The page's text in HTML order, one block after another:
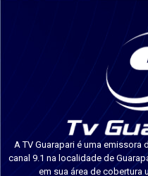
A TV Guarapari é uma
canal 9.1 na localidade de
em sua área de cobertura